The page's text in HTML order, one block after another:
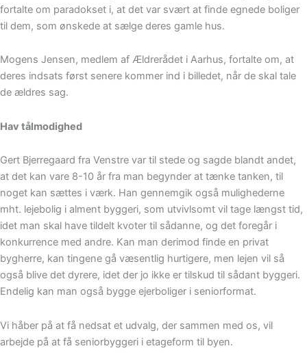
fortalte om paradokset i, at det var svært at finde egnede boliger
til dem, som ønskede at sælge deres gamle hus.
Mogens Jensen, medlem af Ældrerådet i Aarhus, fortalte om, at
deres indsats først senere kommer ind i billedet, når de skal tale
de ældres sag.
Hav tålmodighed
Gert Bjerregaard fra Venstre var til stede og sagde blandt andet,
at det kan vare 8-10 år fra man begynder at tænke tanken, til
noget kan sættes i værk. Han gennemgik også mulighederne
mht. lejebolig i alment byggeri, som utvivlsomt vil tage længst tid,
idet man skal have tildelt kvoter til sådanne, og det foregår i
konkurrence med andre. Kan man derimod finde en privat
bygherre, kan tingene gå væsentlig hurtigere, men lejen vil så
også blive det dyrere, idet der jo ikke er tilskud til sådant byggeri.
Endelig kan man også bygge ejerboliger i seniorformat.
Vi håber på at få nedsat et udvalg, der sammen med os, vil
arbejde på at få seniorbyggeri i etageform til byen.